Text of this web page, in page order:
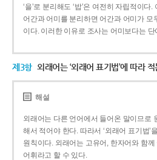
‘을’로 분리해도 ‘밥’은 여전히 자립적이다
어간과 어미를 분리하면 어간과 어미가 모
이다. 이러한 이유로 조사는 어미보다는
제3항 외래어는 ‘외래어 표기법’에 따라 적
해설
외래어는 다른 언어에서 들어온 말이므로
해서 적어야 한다. 따라서 ‘외래어 표기법’
원칙이다. 외래어는 고유어, 한자어와 함
어휘라고 할 수 있다.